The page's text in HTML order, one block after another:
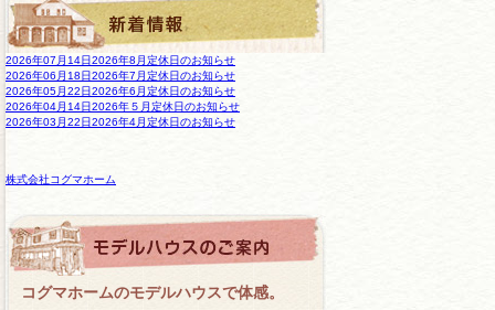
2026年07月14日2026年8月定休日のお知らせ
2026年06月18日2026年7月定休日のお知らせ
2026年05月22日2026年6月定休日のお知らせ
2026年04月14日2026年５月定休日のお知らせ
2026年03月22日2026年4月定休日のお知らせ
株式会社コグマホーム
コグマホームのモデルハウスで体感。